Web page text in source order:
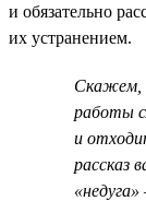
и обязательно
их устранением.
Скажем,
работы
и
рассказ